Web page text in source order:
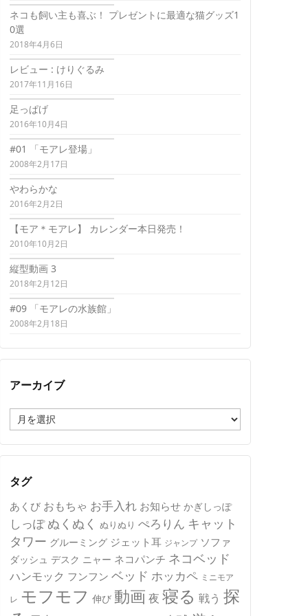
ネコも飼い主も喜ぶ！ プレゼントに最適な猫グッズ1
0選
2018年4月6日
レビュー : けりぐるみ
2017年11月16日
足っぱげ
2016年10月4日
#01 「モアレ登場」
2008年2月17日
やわらかな
2016年2月2日
【モア＊モアレ】 カレンダー本日発売！
2010年10月2日
縦型動画 3
2018年2月12日
#09 「モアレの水族館」
2008年2月18日
アーカイブ
ー
カ
イ
タグ
あくび おもちゃ お手入れ お知らせ かぎしっぽ
しっぽ ぬくぬく ぬりぬり ぺろりん キャット
タワー グルーミング ジェット耳 ジャンプ ソファ
ダッシュ デスク ニャー ネコパンチ ネコベッド
ハンモック フンフン ベッド ホッカペ ミニモア
レ モフモフ 伸び 動画 夜 寝る 戦う 探